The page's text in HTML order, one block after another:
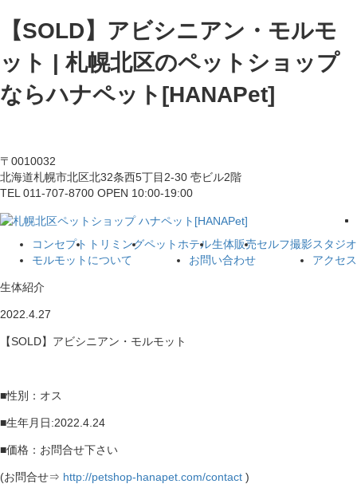
【SOLD】アビシニアン・モルモ
ット | 札幌北区のペットショップ
ならハナペット[HANAPet]
〒0010032
北海道札幌市北区北32条西5丁目2-30 壱ビル2階
TEL 011-707-8700 OPEN 10:00-19:00
コンセプト トリミングペットホテル生体販売セルフ撮影スタジオ
モルモットについて
お問い合わせ アクセス
生体紹介
2022.4.27
【SOLD】アビシニアン・モルモット
■性別：オス
■生年月日:2022.4.24
■価格：お問合せ下さい
(お問合せ⇒ http://petshop-hanapet.com/contact )